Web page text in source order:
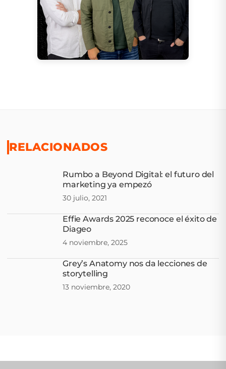
RELACIONADOS
Rumbo a Beyond Digital: el futuro del
marketing ya empezó
30 julio, 2021
Effie Awards 2025 reconoce el éxito de
Diageo
4 noviembre, 2025
Grey’s Anatomy nos da lecciones de
storytelling
13 noviembre, 2020